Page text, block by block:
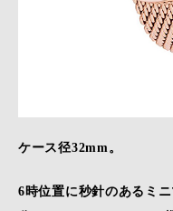
ケース径32mm。
6時位置に秒針のあるミ